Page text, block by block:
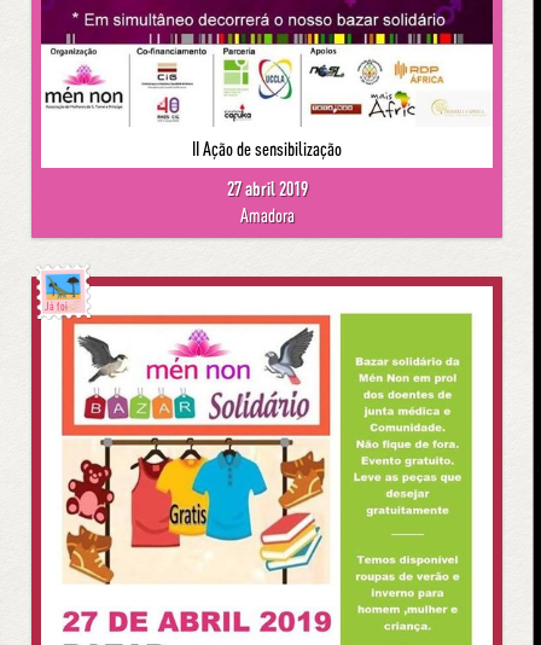
II Ação de sensibilização
27 abril 2019
Amadora
Já foi